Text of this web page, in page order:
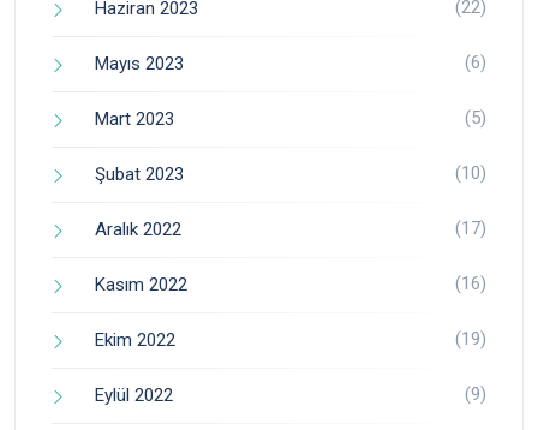
Haziran 2023 (22)
Mayıs 2023 (6)
Mart 2023 (5)
Şubat 2023 (10)
Aralık 2022 (17)
Kasım 2022 (16)
Ekim 2022 (19)
Eylül 2022 (9)